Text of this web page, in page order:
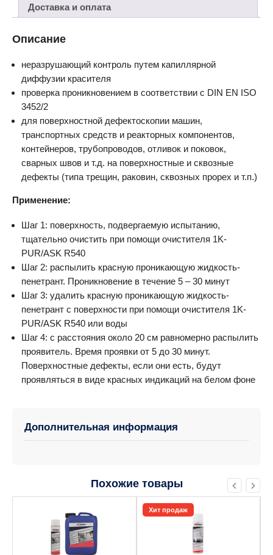
Доставка и оплата
Описание
неразрушающий контроль путем капиллярной
диффузии красителя
проверка проникновением в соответствии с DIN EN ISO
3452/2
для поверхностной дефектоскопии машин,
транспортных средств и реакторных компонентов,
контейнеров, трубопроводов, отливок и поковок,
сварных швов и т.д. на поверхностные и сквозные
дефекты (типа трещин, раковин, сквозных прорех и т.п.)
Применение:
Шаг 1: поверхность, подвергаемую испытанию,
тщательно очистить при помощи очистителя 1K-
PUR/ASK R540
Шаг 2: распылить красную проникающую жидкость-
пенетрант. Проникновение в течение 5 – 30 минут
Шаг 3: удалить красную проникающую жидкость-
пенетрант с поверхности при помощи очистителя 1K-
PUR/ASK R540 или воды
Шаг 4: с расстояния около 20 см равномерно распылить
проявитель. Время проявки от 5 до 30 минут.
Поверхностные дефекты, если они есть, будут
проявляться в виде красных индикаций на белом фоне
Дополнительная информация
Похожие товары
несколько
вариаций.
Хит продаж
Этот
товар